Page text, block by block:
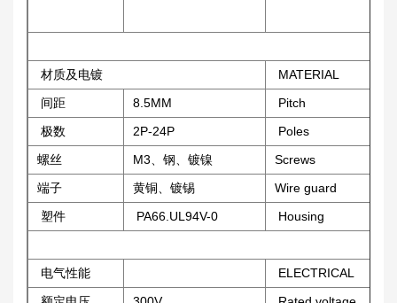
材质及电镀
MATERIAL
间距
8.5MM
Pitch
极数
2P-24P
Poles
螺丝
M3、钢、镀镍
Screws
端子
黄铜、镀锡
Wire guard
塑件
PA66.UL94V-0 Housing
电气性能
ELECTRICAL